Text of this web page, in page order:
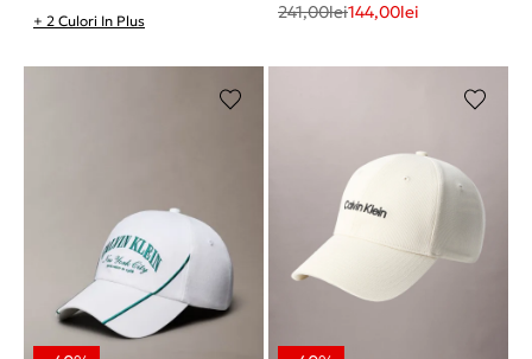
+ 2 Culori In Plus
241,00lei144,00lei